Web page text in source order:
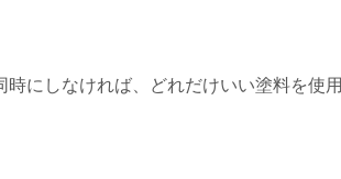
にしなければ、どれだけいい塗料を使用